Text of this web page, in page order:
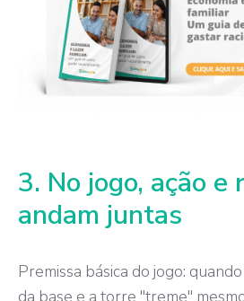
3. No jogo, ação e
andam juntas
Premissa básica do jogo:
da base e a torre "treme"